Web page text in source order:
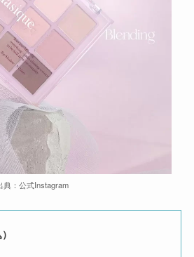
典：公式Instagram